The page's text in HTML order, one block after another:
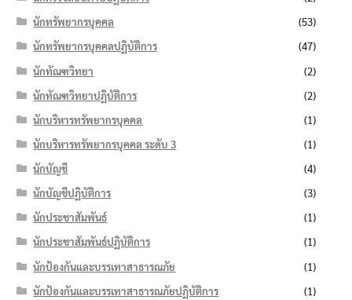
นักทรัพยากรบุคคล
(53)
นักทรัพยากรบุคคลปฏิบัติการ
(47)
นักทัณฑวิทยา
(2)
นักทัณฑวิทยาปฏิบัติการ
(2)
นักบริหารทรัพยากรบุคคล
(1)
นักบริหารทรัพยากรบุคคล ระดับ 3
(1)
นักบัญชี
(4)
นักบัญชีปฏิบัติการ
(3)
นักประชาสัมพันธ์
(1)
นักประชาสัมพันธ์ปฏิบัติการ
(1)
นักป้องกันและบรรเทาสาธารณภัย
(1)
นักป้องกันและบรรเทาสาธารณภัยปฏิบัติการ
(1)